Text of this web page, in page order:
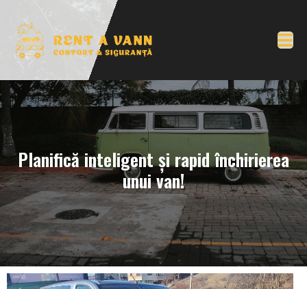
Planifică inteligent și rapid închirierea
unui van!